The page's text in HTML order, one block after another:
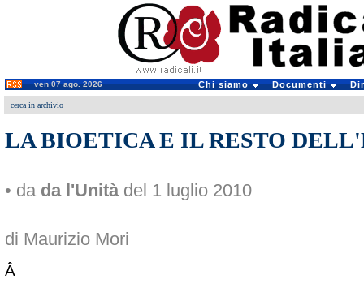
ven 07 ago. 2026 Chi siamo Documenti
cerca in archivio
LA BIOETICA E IL RESTO
• da da l'Unitàdel 1 luglio 2010
di Maurizio Mori
Â